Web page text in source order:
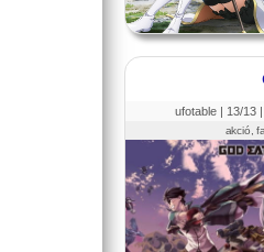
ufotable | 13/13
akció,